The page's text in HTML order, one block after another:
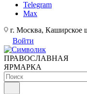
Telegram
Max
г. Москва, Каширское
Войти
ПРАВОСЛАВНАЯ
ЯРМАРКА